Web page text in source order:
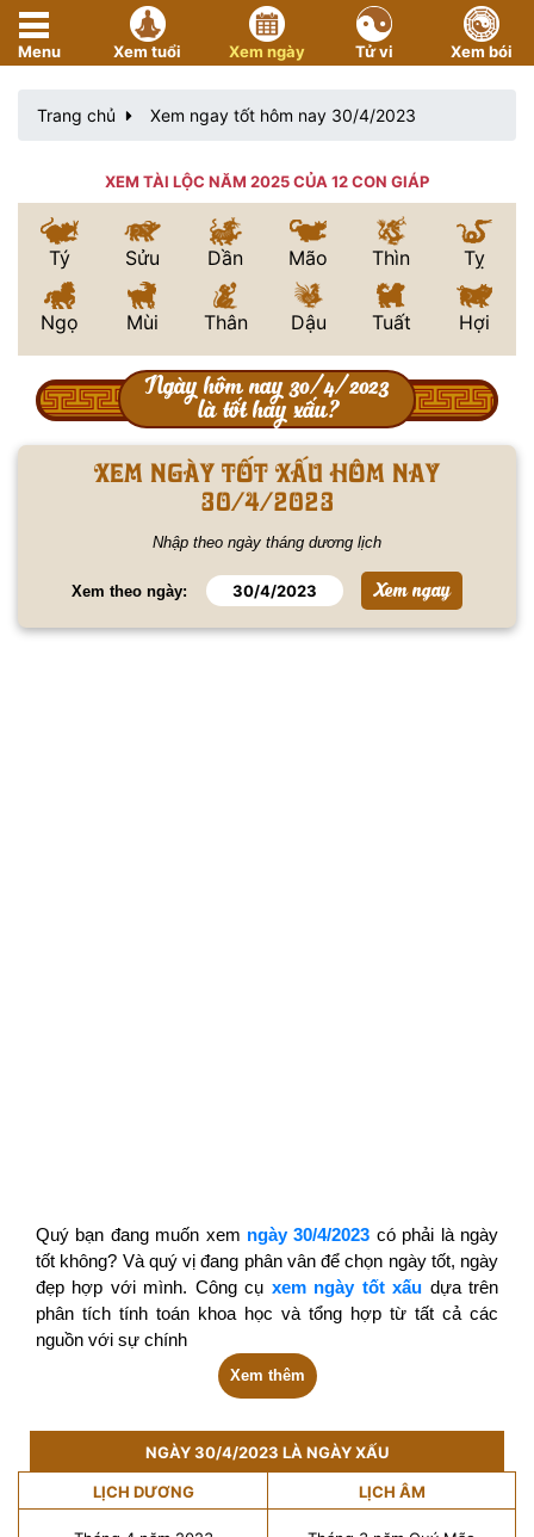
Menu Xem tuổi Xem ngày Tử vi Xem bói
Trang chủ Xem ngay tốt hôm nay 30/4/2023
XEM TÀI LỘC NĂM 2025 CỦA 12 CON GIÁP
Tý Sửu Dần Mão Thìn Tỵ
Ngọ Mùi Thân Dậu Tuất Hợi
Ngày hôm nay 30/4/2023
là tốt hay xấu?
Xem ngày tốt xấu hôm nay
30/4/2023
Nhập theo ngày tháng dương lịch
Xem theo ngày:
Quý bạn đang muốn xem ngày 30/4/2023 có phải là ngày
tốt không? Và quý vị đang phân vân để chọn ngày tốt, ngày
đẹp hợp với mình. Công cụ xem ngày tốt xấu dựa trên
phân tích tính toán khoa học và tổng hợp từ tất cả các
nguồn với sự chính
Xem thêm
NGÀY 30/4/2023 LÀ NGÀY XẤU
LỊCH DƯƠNG LỊCH ÂM